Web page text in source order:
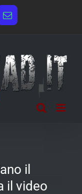
Email
il
il video